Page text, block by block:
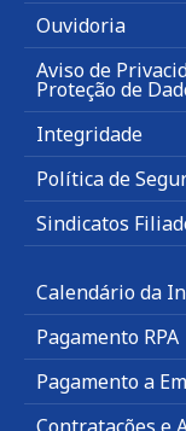
Ouvidoria
Aviso de
Proteção de
Integridade
Política de
Sindicatos
Calendário da
Pagamento RPA
Pagamento a